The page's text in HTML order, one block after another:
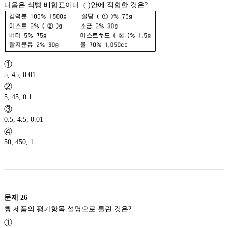
다음은 식빵 배합표이다. ( )안에 적합한 것은?
①
5, 45, 0.01
②
5, 45, 0.1
③
0.5, 4.5, 0.01
④
50, 450, 1
문제 26
빵 제품의 평가항목 설명으로 틀린 것은?
①